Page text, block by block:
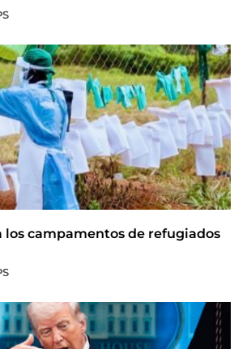
los campamentos de refugiados